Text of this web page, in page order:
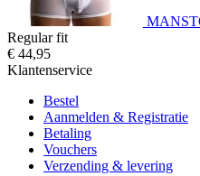
Regular fit
€ 44,95
Klantenservice
Bestel
Aanmelden & Registratie
Betaling
Vouchers
Verzending & levering